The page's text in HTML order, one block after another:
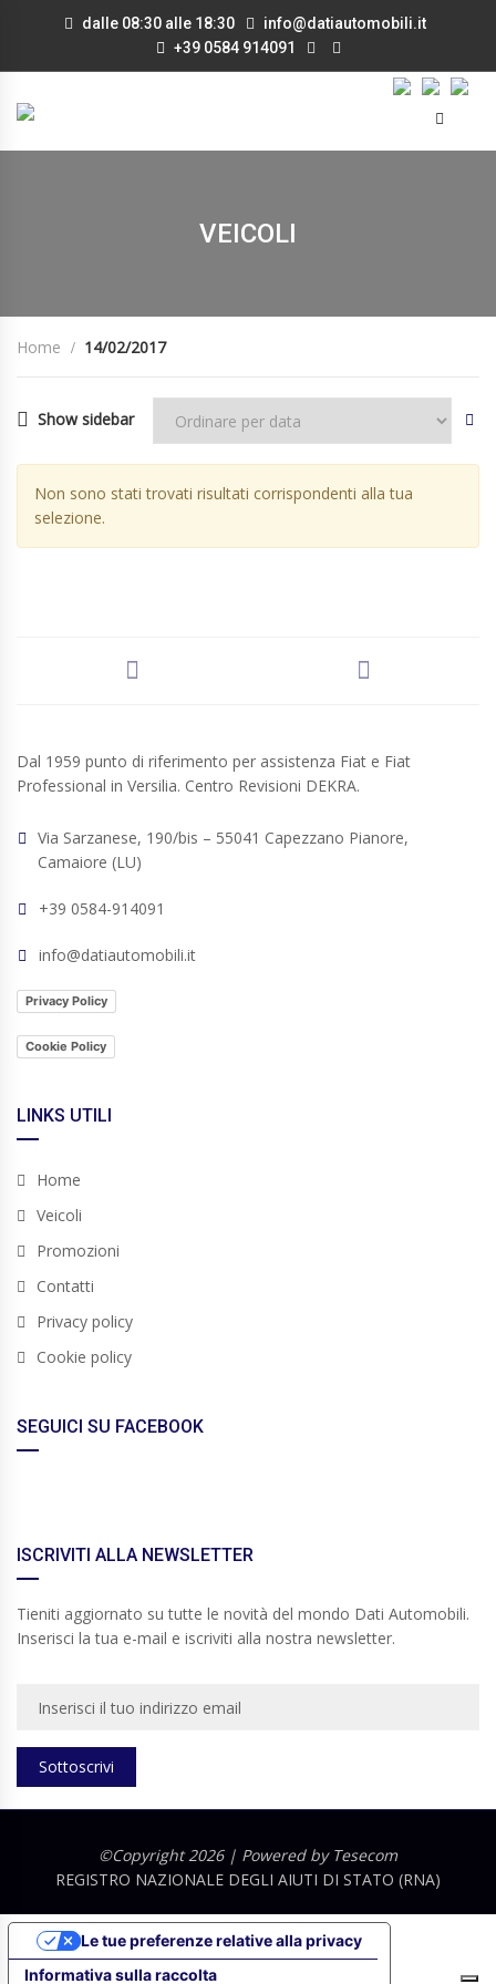
dalle 08:30 alle 18:30
info@datiautomobili.it
+39 0584 914091
VEICOLI
Home 14/02/2017
Show sidebar
Non sono stati trovati risultati corrispondenti alla tua
selezione.
Dal 1959 punto di riferimento per assistenza Fiat e Fiat
Professional in Versilia. Centro Revisioni DEKRA.
Via Sarzanese, 190/bis – 55041 Capezzano Pianore,
Camaiore (LU)
+39 0584-914091
info@datiautomobili.it
Privacy Policy
Cookie Policy
LINKS UTILI
Home
Veicoli
Promozioni
Contatti
Privacy policy
Cookie policy
SEGUICI SU FACEBOOK
ISCRIVITI ALLA NEWSLETTER
Tieniti aggiornato su tutte le novità del mondo Dati Automobili.
Inserisci la tua e-mail e iscriviti alla nostra newsletter.
Sottoscrivi
©Copyright 2026 | Powered by Tesecom
REGISTRO NAZIONALE DEGLI AIUTI DI STATO (RNA)
Informativa sulla raccolta
Le tue preferenze relative alla privacy